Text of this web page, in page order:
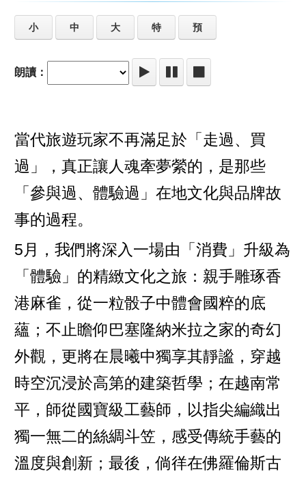
小 中 大 特 預
朗讀：
當代旅遊玩家不再滿足於「走過、買
過」，真正讓人魂牽夢縈的，是那些
「參與過、體驗過」在地文化與品牌故
事的過程。
5月，我們將深入一場由「消費」升級為
「體驗」的精緻文化之旅：親手雕琢香
港麻雀，從一粒骰子中體會國粹的底
蘊；不止瞻仰巴塞隆納米拉之家的奇幻
外觀，更將在晨曦中獨享其靜謐，穿越
時空沉浸於高第的建築哲學；在越南常
平，師從國寶級工藝師，以指尖編織出
獨一無二的絲綢斗笠，感受傳統手藝的
溫度與創新；最後，倘徉在佛羅倫斯古